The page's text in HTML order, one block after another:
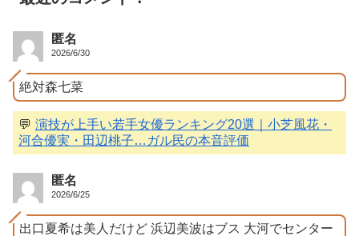
匿名
2026/6/30
絶対森七菜
💬 演技が上手い若手女優ランキング20選｜小芝風花・
河合優実・田辺桃子…ガル民の本音評価
匿名
2026/6/25
出口夏希は美人だけど 浜辺美波はブス 大河でセンター